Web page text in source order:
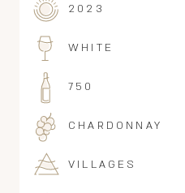
2023
WHITE
750
CHARDONNAY
VILLAGES